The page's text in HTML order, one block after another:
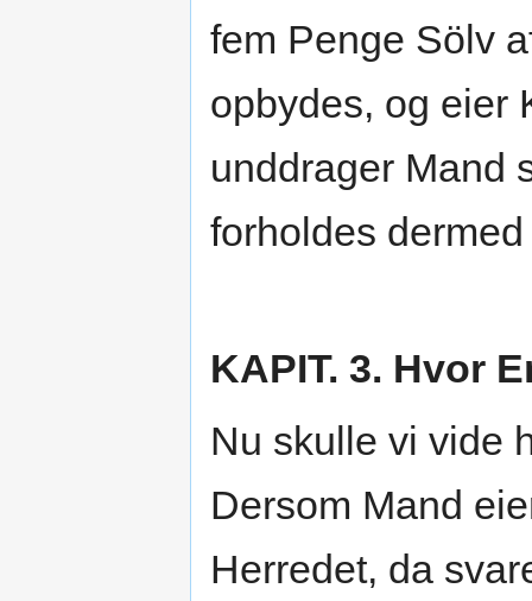
fem Penge Sölv
opbydes, og eier
unddrager Mand
forholdes
KAPIT. 3. Hvor
Nu skulle vi vide
Dersom Mand
Herredet, da